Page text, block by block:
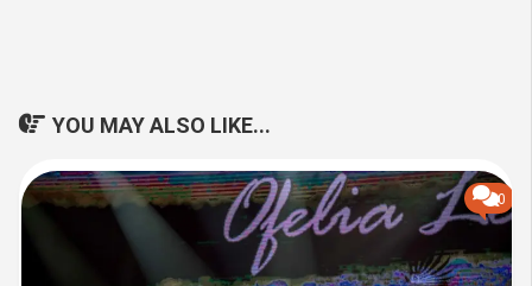
YOU MAY ALSO LIKE...
0